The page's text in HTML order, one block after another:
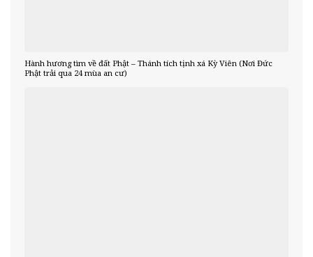
Hành hương tìm về đất Phật – Thánh tích tịnh xá Kỳ Viên (Nơi Đức
Phật trải qua 24 mùa an cư)